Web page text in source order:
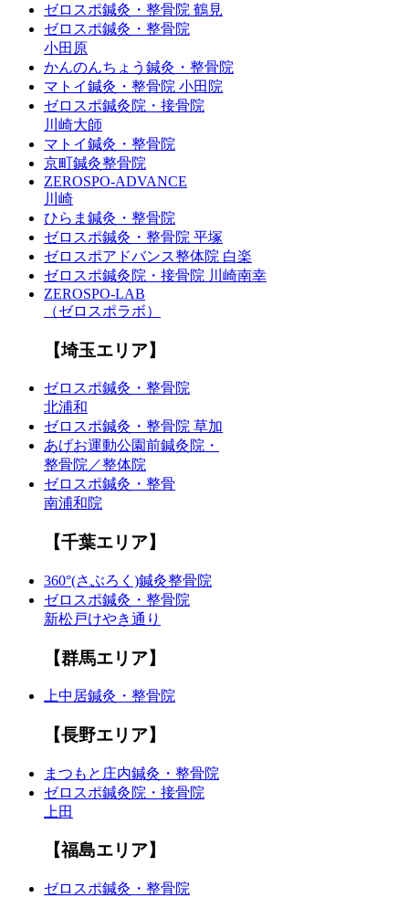
ゼロスポ鍼灸・整骨院 鶴見
ゼロスポ鍼灸・整骨院
小田原
かんのんちょう鍼灸・整骨院
マトイ鍼灸・整骨院 小田院
ゼロスポ鍼灸院・接骨院
川崎大師
マトイ鍼灸・整骨院
京町鍼灸整骨院
ZEROSPO-ADVANCE
川崎
ひらま鍼灸・整骨院
ゼロスポ鍼灸・整骨院 平塚
ゼロスポアドバンス整体院 白楽
ゼロスポ鍼灸院・接骨院 川崎南幸
ZEROSPO-LAB
（ゼロスポラボ）
【埼玉エリア】
ゼロスポ鍼灸・整骨院
北浦和
ゼロスポ鍼灸・整骨院 草加
あげお運動公園前鍼灸院・
整骨院／整体院
ゼロスポ鍼灸・整骨
南浦和院
【千葉エリア】
360°(さぶろく)鍼灸整骨院
ゼロスポ鍼灸・整骨院
新松戸けやき通り
【群馬エリア】
上中居鍼灸・整骨院
【長野エリア】
まつもと庄内鍼灸・整骨院
ゼロスポ鍼灸院・接骨院
上田
【福島エリア】
ゼロスポ鍼灸・整骨院